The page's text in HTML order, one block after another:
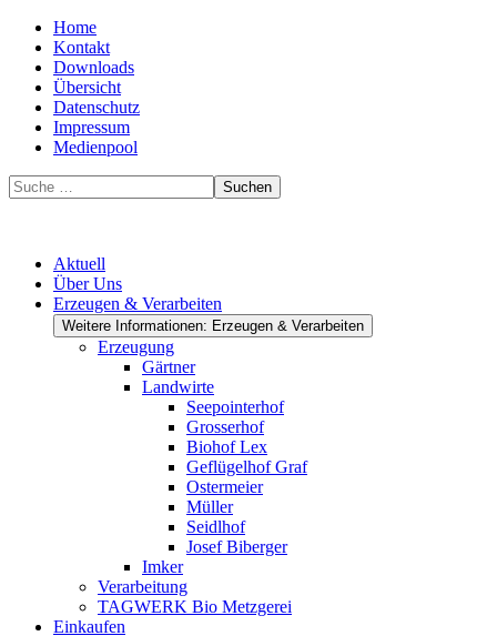
Home
Kontakt
Downloads
Übersicht
Datenschutz
Impressum
Medienpool
Suchen
Aktuell
Über Uns
Erzeugen & Verarbeiten
Weitere Informationen: Erzeugen & Verarbeiten
Erzeugung
Gärtner
Landwirte
Seepointerhof
Grosserhof
Biohof Lex
Geflügelhof Graf
Ostermeier
Müller
Seidlhof
Josef Biberger
Imker
Verarbeitung
TAGWERK Bio Metzgerei
Einkaufen